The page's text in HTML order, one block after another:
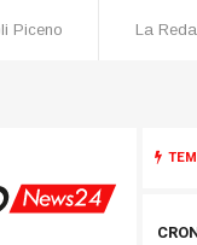
Piceno La
persona ricoverata al